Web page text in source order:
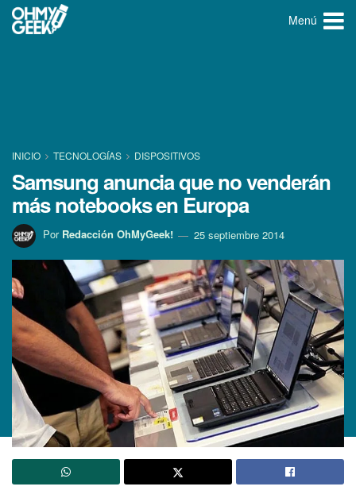
Menú
INICIO TECNOLOGÍ­AS DISPOSITIVOS
Samsung anuncia que no venderán
más notebooks en Europa
Por Redacción OhMyGeek! 25 septiembre 2014